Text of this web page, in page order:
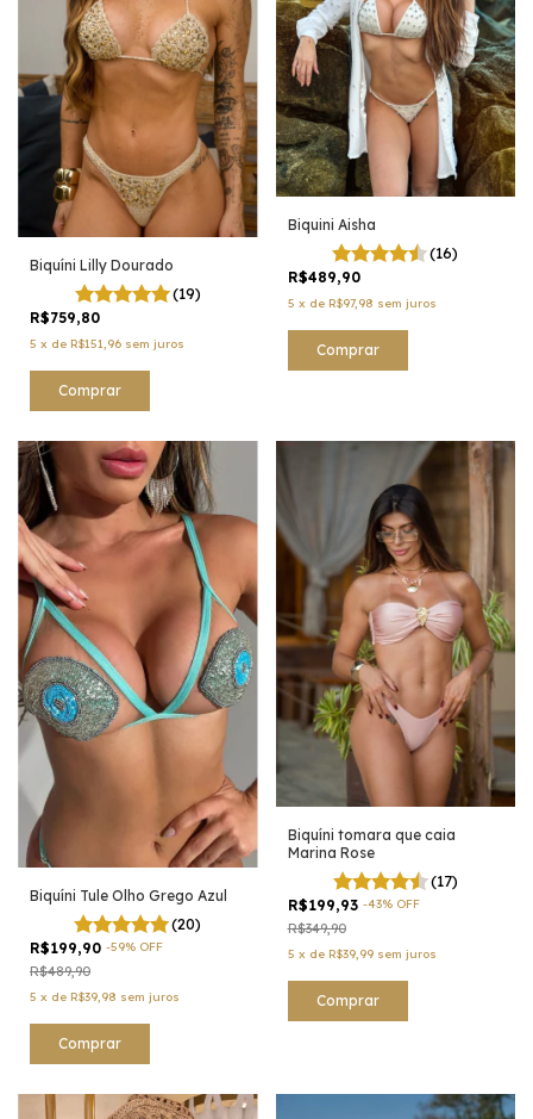
Biquíni Lilly Dourado
(19)
R$759,80
5 x de R$151,96 sem juros
Comprar
Biquini Aisha
(16)
R$489,90
5 x de R$97,98 sem juros
Comprar
Biquíni Tule Olho Grego Azul
(20)
R$199,90 -59% OFF
R$489,90
5 x de R$39,98 sem juros
Comprar
Biquíni tomara que caia
Marina Rose
(17)
R$199,93 -43% OFF
R$349,90
5 x de R$39,99 sem juros
Comprar